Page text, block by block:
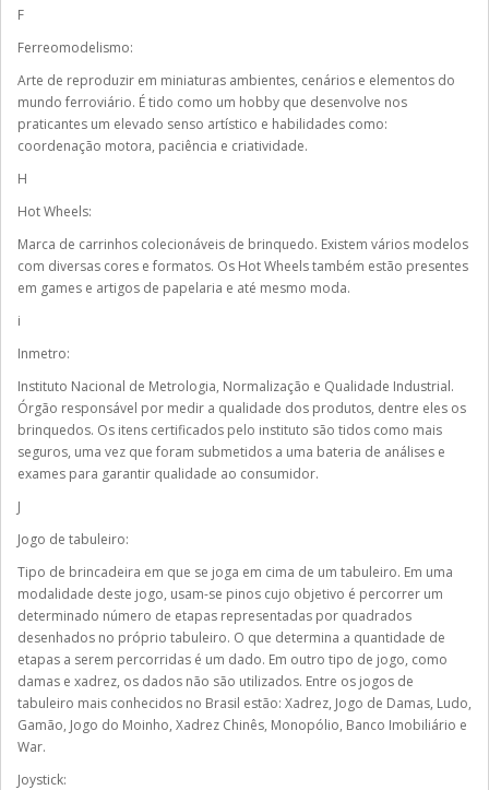
F
Ferreomodelismo:
Arte de reproduzir em miniaturas ambientes, cenários e elementos do
mundo ferroviário. É tido como um hobby que desenvolve nos
praticantes um elevado senso artístico e habilidades como:
coordenação motora, paciência e criatividade.
H
Hot Wheels:
Marca de carrinhos colecionáveis de brinquedo. Existem vários modelos
com diversas cores e formatos. Os Hot Wheels também estão presentes
em games e artigos de papelaria e até mesmo moda.
i
Inmetro:
Instituto Nacional de Metrologia, Normalização e Qualidade Industrial.
Órgão responsável por medir a qualidade dos produtos, dentre eles os
brinquedos. Os itens certificados pelo instituto são tidos como mais
seguros, uma vez que foram submetidos a uma bateria de análises e
exames para garantir qualidade ao consumidor.
J
Jogo de tabuleiro:
Tipo de brincadeira em que se joga em cima de um tabuleiro. Em uma
modalidade deste jogo, usam-se pinos cujo objetivo é percorrer um
determinado número de etapas representadas por quadrados
desenhados no próprio tabuleiro. O que determina a quantidade de
etapas a serem percorridas é um dado. Em outro tipo de jogo, como
damas e xadrez, os dados não são utilizados. Entre os jogos de
tabuleiro mais conhecidos no Brasil estão: Xadrez, Jogo de Damas, Ludo,
Gamão, Jogo do Moinho, Xadrez Chinês, Monopólio, Banco Imobiliário e
War.
Joystick: